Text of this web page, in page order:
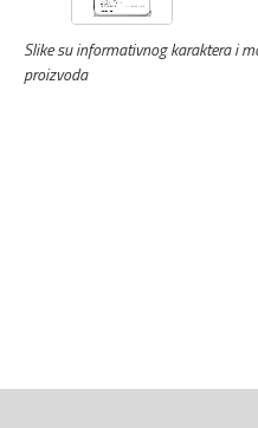
Slike su informativnog karaktera i
proizvoda